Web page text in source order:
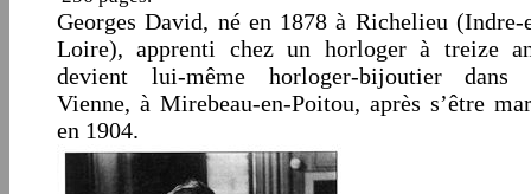
Georges David, né en 1878 à Richelieu (Indre-
Loire), apprenti chez un horloger à treize
devient lui-même horloger-bijoutier dans
Vienne, à Mirebeau-en-Poitou, après s’être
en 1904.